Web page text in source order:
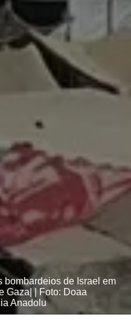
de Israel em
Gaza| | Foto: Doaa
Anadolu